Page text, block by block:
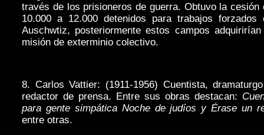
través de los prisioneros de guerra. Obtuvo la cesión
10.000 a 12.000 detenidos para trabajos forzados
Auschwtiz, posteriormente estos campos
misión de exterminio colectivo.
8. Carlos Vattier: (1911-1956) Cuentista,
redactor de prensa. Entre sus obras destacan:
para gente simpática Noche de judíos y Érase un
entre otras.